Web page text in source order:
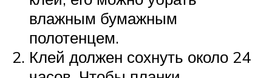
влажным бумажным
полотенцем.
Клей должен сохнуть около 24